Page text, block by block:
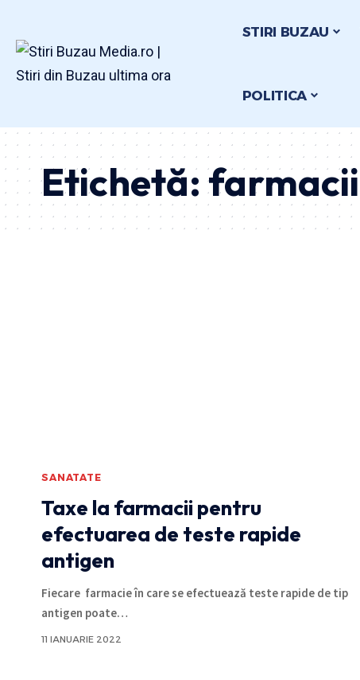
STIRI BUZAU
POLITICA
Etichetă:farmacii
SANATATE
Taxe la farmacii pentru
efectuarea de teste rapide
antigen
Fiecare farmacie în care se efectuează teste rapide de tip
antigen poate…
11 IANUARIE 2022